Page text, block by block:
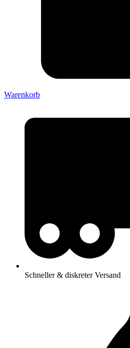
Warenkorb
Schneller & diskreter Versand